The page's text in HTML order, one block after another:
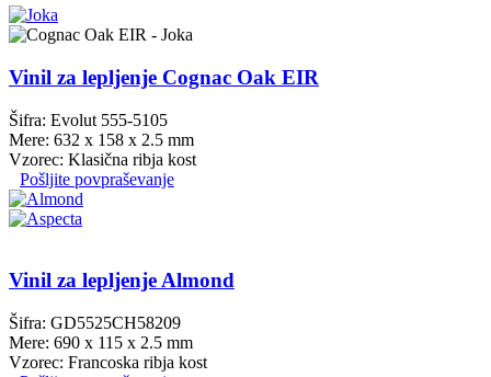
Vinil za lepljenje Cognac Oak EIR
Šifra: Evolut 555-5105
Mere: 632 x 158 x 2.5 mm
Vzorec: Klasična ribja kost
Pošljite povpraševanje
Vinil za lepljenje Almond
Šifra: GD5525CH58209
Mere: 690 x 115 x 2.5 mm
Vzorec: Francoska ribja kost